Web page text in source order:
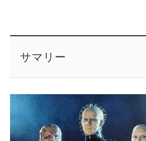
サマリー